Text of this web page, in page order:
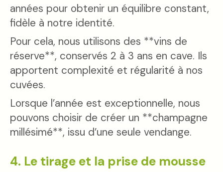
années pour obtenir un équilibre constant,
fidèle à notre identité.
Pour cela, nous utilisons des **vins de
réserve**, conservés 2 à 3 ans en cave. Ils
apportent complexité et régularité à nos
cuvées.
Lorsque l’année est exceptionnelle, nous
pouvons choisir de créer un **champagne
millésimé**, issu d’une seule vendange.
4. Le tirage et la prise de mousse